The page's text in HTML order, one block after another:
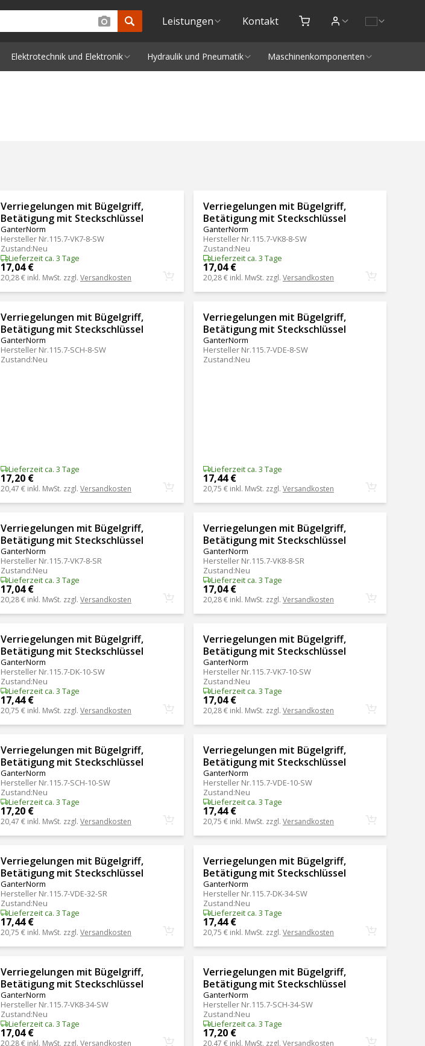
Leistungen Kontakt
Elektrotechnik und Elektronik Hydraulik und Pneumatik Maschinenkomponenten
Verriegelungen mit Bügelgriff,
Betätigung mit Steckschlüssel
GanterNorm
Hersteller Nr.115.7-VK7-8-SW
Zustand:Neu
Lieferzeit ca. 3 Tage
17,04 €
20,28 € inkl. MwSt. zzgl. Versandkosten
Verriegelungen mit Bügelgriff,
Betätigung mit Steckschlüssel
GanterNorm
Hersteller Nr.115.7-VK8-8-SW
Zustand:Neu
Lieferzeit ca. 3 Tage
17,04 €
20,28 € inkl. MwSt. zzgl. Versandkosten
Verriegelungen mit Bügelgriff,
Betätigung mit Steckschlüssel
GanterNorm
Hersteller Nr.115.7-SCH-8-SW
Zustand:Neu
Lieferzeit ca. 3 Tage
17,20 €
20,47 € inkl. MwSt. zzgl. Versandkosten
Verriegelungen mit Bügelgriff,
Betätigung mit Steckschlüssel
GanterNorm
Hersteller Nr.115.7-VDE-8-SW
Zustand:Neu
Lieferzeit ca. 3 Tage
17,44 €
20,75 € inkl. MwSt. zzgl. Versandkosten
Verriegelungen mit Bügelgriff,
Betätigung mit Steckschlüssel
GanterNorm
Hersteller Nr.115.7-VK7-8-SR
Zustand:Neu
Lieferzeit ca. 3 Tage
17,04 €
20,28 € inkl. MwSt. zzgl. Versandkosten
Verriegelungen mit Bügelgriff,
Betätigung mit Steckschlüssel
GanterNorm
Hersteller Nr.115.7-VK8-8-SR
Zustand:Neu
Lieferzeit ca. 3 Tage
17,04 €
20,28 € inkl. MwSt. zzgl. Versandkosten
Verriegelungen mit Bügelgriff,
Betätigung mit Steckschlüssel
GanterNorm
Hersteller Nr.115.7-DK-10-SW
Zustand:Neu
Lieferzeit ca. 3 Tage
17,44 €
20,75 € inkl. MwSt. zzgl. Versandkosten
Verriegelungen mit Bügelgriff,
Betätigung mit Steckschlüssel
GanterNorm
Hersteller Nr.115.7-VK7-10-SW
Zustand:Neu
Lieferzeit ca. 3 Tage
17,04 €
20,28 € inkl. MwSt. zzgl. Versandkosten
Verriegelungen mit Bügelgriff,
Betätigung mit Steckschlüssel
GanterNorm
Hersteller Nr.115.7-SCH-10-SW
Zustand:Neu
Lieferzeit ca. 3 Tage
17,20 €
20,47 € inkl. MwSt. zzgl. Versandkosten
Verriegelungen mit Bügelgriff,
Betätigung mit Steckschlüssel
GanterNorm
Hersteller Nr.115.7-VDE-10-SW
Zustand:Neu
Lieferzeit ca. 3 Tage
17,44 €
20,75 € inkl. MwSt. zzgl. Versandkosten
Verriegelungen mit Bügelgriff,
Betätigung mit Steckschlüssel
GanterNorm
Hersteller Nr.115.7-VDE-32-SR
Zustand:Neu
Lieferzeit ca. 3 Tage
17,44 €
20,75 € inkl. MwSt. zzgl. Versandkosten
Verriegelungen mit Bügelgriff,
Betätigung mit Steckschlüssel
GanterNorm
Hersteller Nr.115.7-DK-34-SW
Zustand:Neu
Lieferzeit ca. 3 Tage
17,44 €
20,75 € inkl. MwSt. zzgl. Versandkosten
Verriegelungen mit Bügelgriff,
Betätigung mit Steckschlüssel
GanterNorm
Hersteller Nr.115.7-VK8-34-SW
Zustand:Neu
Lieferzeit ca. 3 Tage
17,04 €
20,28 € inkl. MwSt. zzgl. Versandkosten
Verriegelungen mit Bügelgriff,
Betätigung mit Steckschlüssel
GanterNorm
Hersteller Nr.115.7-SCH-34-SW
Zustand:Neu
Lieferzeit ca. 3 Tage
17,20 €
20,47 € inkl. MwSt. zzgl. Versandkosten